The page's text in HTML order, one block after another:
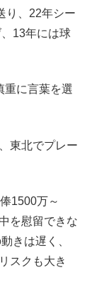
り、22年シー
13年には球
重に言葉を選
東北でプレー
1500万～
を慰留できな
きは遅く、
スクも大き